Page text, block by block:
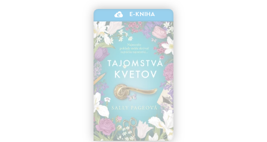
E-KNIHA